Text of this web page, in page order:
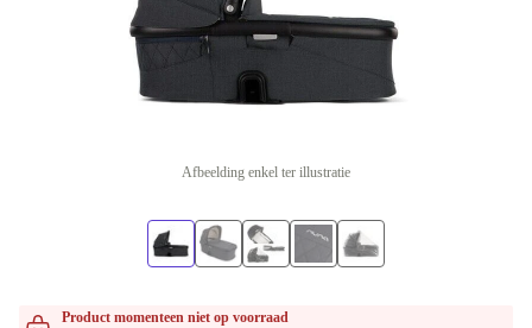
Afbeelding enkel ter illustratie
Product momenteen niet op voorraad